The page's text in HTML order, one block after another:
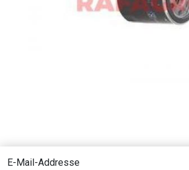
E-Mail-Addresse